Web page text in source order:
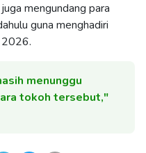
mengundang para
guna menghadiri
2026.
menunggu
tokoh tersebut,"